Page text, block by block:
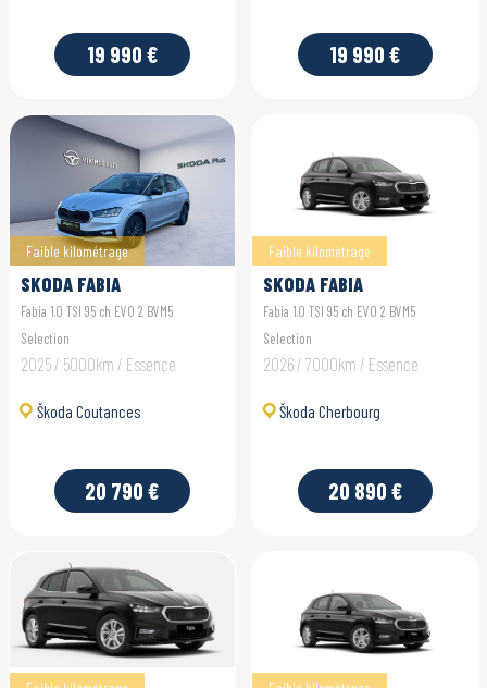
19 990 € 19 990 €
Faible kilométrage
SKODA FABIA
Fabia 1.0 TSI 95 ch EVO 2 BVM5
Selection
2025 / 5000km / Essence
Škoda Coutances
20 790 €
Faible kilométrage
SKODA FABIA
Fabia 1.0 TSI 95 ch EVO 2 BVM5
Selection
2026 / 7000km / Essence
Škoda Cherbourg
20 890 €